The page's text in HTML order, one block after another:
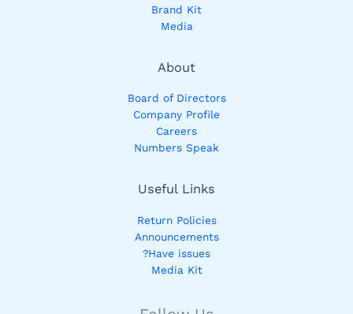
Brand Kit
Media
About
Board of Directors
Company Profile
Careers
Numbers Speak
Useful Links
Return Policies
Announcements
Have issues?
Media Kit